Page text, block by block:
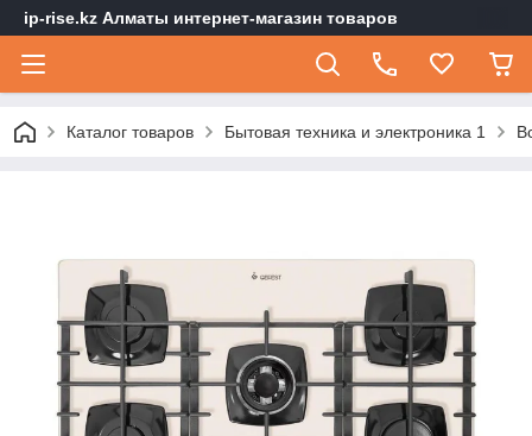
ip-rise.kz Алматы интернет-магазин товаров
Каталог товаров Бытовая техника и электроника 1